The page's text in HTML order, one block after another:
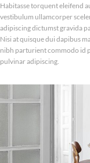
Habitasse torquent eleifend
vestibulum ullamcorper
adipiscing dictumst gravida
Nisi at quisque dui dapibus
nibh parturient commodo id
pulvinar adipiscing.